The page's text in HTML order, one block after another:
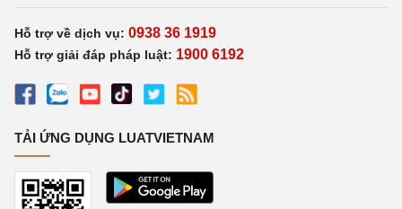
Hỗ trợ về dịch vụ: 0938 36 1919
Hỗ trợ giải đáp pháp luật: 1900 6192
TẢI ỨNG DỤNG LUATVIETNAM